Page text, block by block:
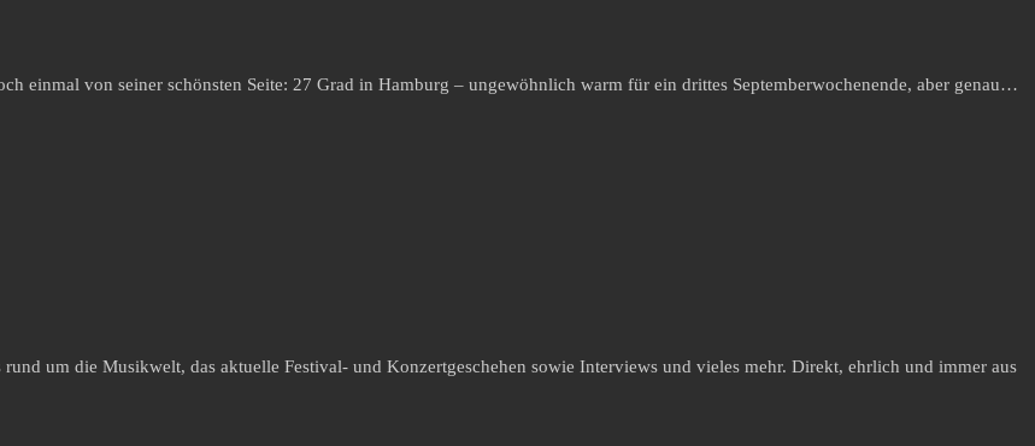
einmal von seiner schönsten Seite: 27 Grad in Hamburg – ungewöhnlich warm für ein drittes Septemberwochenende, aber genau…
um die Musikwelt, das aktuelle Festival- und Konzertgeschehen sowie Interviews und vieles mehr. Direkt, ehrlich und immer aus